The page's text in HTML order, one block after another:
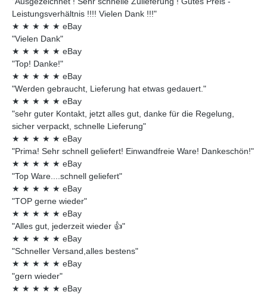
Leistungsverhältnis !!!! Vielen Dank !!!"
★ ★ ★ ★ ★ eBay
"Vielen Dank"
★ ★ ★ ★ ★ eBay
"Top! Danke!"
★ ★ ★ ★ ★ eBay
"Werden gebraucht, Lieferung hat etwas gedauert."
★ ★ ★ ★ ★ eBay
"sehr guter Kontakt, jetzt alles gut, danke für die Regelung,
sicher verpackt, schnelle Lieferung"
★ ★ ★ ★ ★ eBay
"Prima! Sehr schnell geliefert! Einwandfreie Ware! Dankeschön!"
★ ★ ★ ★ ★ eBay
"Top Ware....schnell geliefert"
★ ★ ★ ★ ★ eBay
"TOP gerne wieder"
★ ★ ★ ★ ★ eBay
"Alles gut, jederzeit wieder 👍"
★ ★ ★ ★ ★ eBay
"Schneller Versand,alles bestens"
★ ★ ★ ★ ★ eBay
"gern wieder"
★ ★ ★ ★ ★ eBay